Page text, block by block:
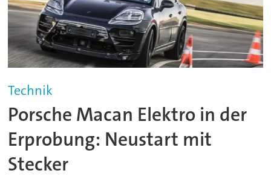
Technik
Porsche Macan Elektro in der
Erprobung: Neustart mit
Stecker